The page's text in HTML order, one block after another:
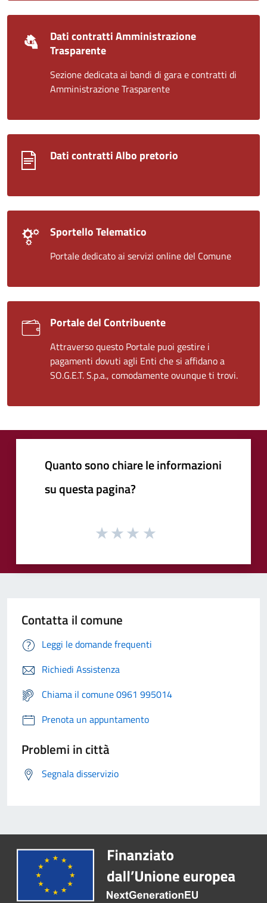
Dati contratti Amministrazione
Trasparente
Sezione dedicata ai bandi di gara e contratti di
Amministrazione Trasparente
Dati contratti Albo pretorio
Sportello Telematico
Portale dedicato ai servizi online del Comune
Portale del Contribuente
Attraverso questo Portale puoi gestire i
pagamenti dovuti agli Enti che si affidano a
SO.G.E.T. S.p.a., comodamente ovunque ti trovi.
Quanto sono chiare le informazioni
su questa pagina?
Contatta il comune
Leggi le domande frequenti
Richiedi Assistenza
Chiama il comune 0961 995014
Prenota un appuntamento
Problemi in città
Segnala disservizio